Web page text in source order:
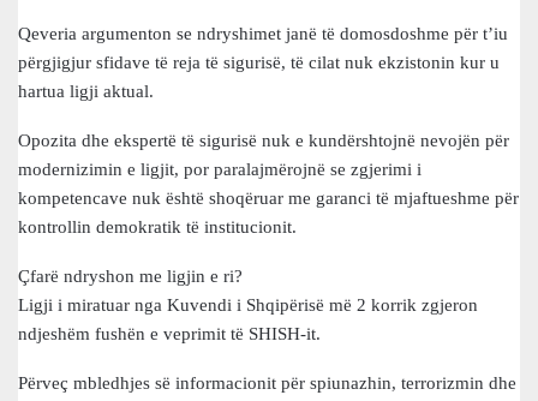
Qeveria argumenton se ndryshimet janë të domosdoshme për t’iu
përgjigjur sfidave të reja të sigurisë, të cilat nuk ekzistonin kur u
hartua ligji aktual.
Opozita dhe ekspertë të sigurisë nuk e kundërshtojnë nevojën për
modernizimin e ligjit, por paralajmërojnë se zgjerimi i
kompetencave nuk është shoqëruar me garanci të mjaftueshme për
kontrollin demokratik të institucionit.
Çfarë ndryshon me ligjin e ri?
Ligji i miratuar nga Kuvendi i Shqipërisë më 2 korrik zgjeron
ndjeshëm fushën e veprimit të SHISH-it.
Përveç mbledhjes së informacionit për spiunazhin, terrorizmin dhe